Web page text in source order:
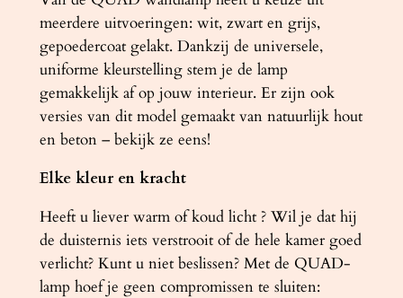
meerdere uitvoeringen: wit, zwart en grijs,
gepoedercoat gelakt. Dankzij de universele,
uniforme kleurstelling stem je de lamp
gemakkelijk af op jouw interieur. Er zijn ook
versies van dit model gemaakt van natuurlijk hout
en beton – bekijk ze eens!
Elke kleur en kracht
Heeft u liever warm of koud licht ? Wil je dat hij
de duisternis iets verstrooit of de hele kamer goed
verlicht? Kunt u niet beslissen? Met de QUAD-
lamp hoef je geen compromissen te sluiten: